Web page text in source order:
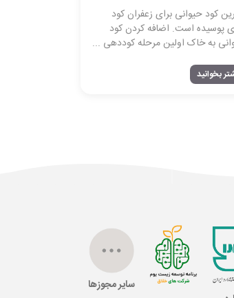
کود حیوانی برای زعفران کود
پوسیده است. اضافه کردن کود
به خاک اولین مرحله کوددهی ...
بخوانید
سایر مجوزها